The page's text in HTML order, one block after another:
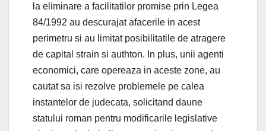
la eliminare a facilitatilor promise prin Legea
84/1992 au descurajat afacerile in acest
perimetru si au limitat posibilitatile de atragere
de capital strain si authton. In plus, unii agenti
economici, care opereaza in aceste zone, au
cautat sa isi rezolve problemele pe calea
instantelor de judecata, solicitand daune
statului roman pentru modificarile legislative